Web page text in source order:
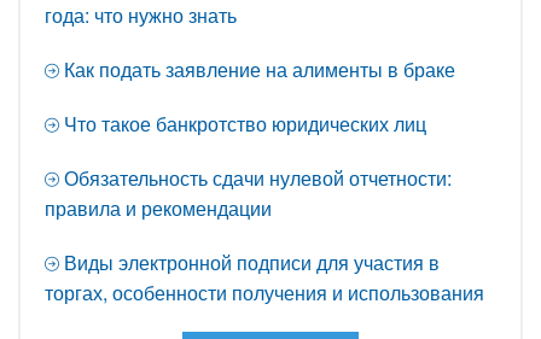
года: что нужно знать
Как подать заявление на алименты в браке
Что такое банкротство юридических лиц
Обязательность сдачи нулевой отчетности:
правила и рекомендации
Виды электронной подписи для участия в
торгах, особенности получения и использования